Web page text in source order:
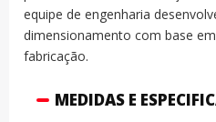
equipe de engenharia
dimensionamento com base
fabricação.
MEDIDAS E